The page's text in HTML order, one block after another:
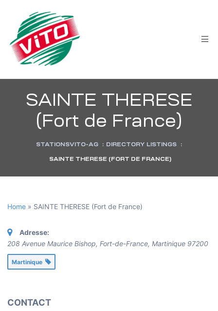
SAINTE THERESE
(Fort de France)
STATIONSVITO-AG : DIRECTORY LISTINGS :
SAINTE THERESE (FORT DE FRANCE)
Home » SAINTE THERESE (Fort de France)
Adresse:
208 Avenue Maurice Bishop, Fort-de-France, Martinique 97200
Martinique
CONTACT